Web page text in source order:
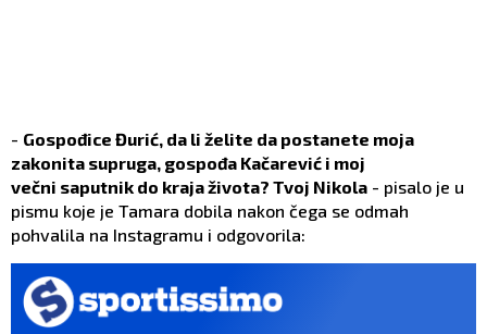
- Gospođice Đurić, da li želite da postanete moja
zakonita supruga, gospođa Kačarević i moj
večni saputnik do kraja života? Tvoj Nikola - pisalo je u
pismu koje je Tamara dobila nakon čega se odmah
pohvalila na Instagramu i odgovorila: